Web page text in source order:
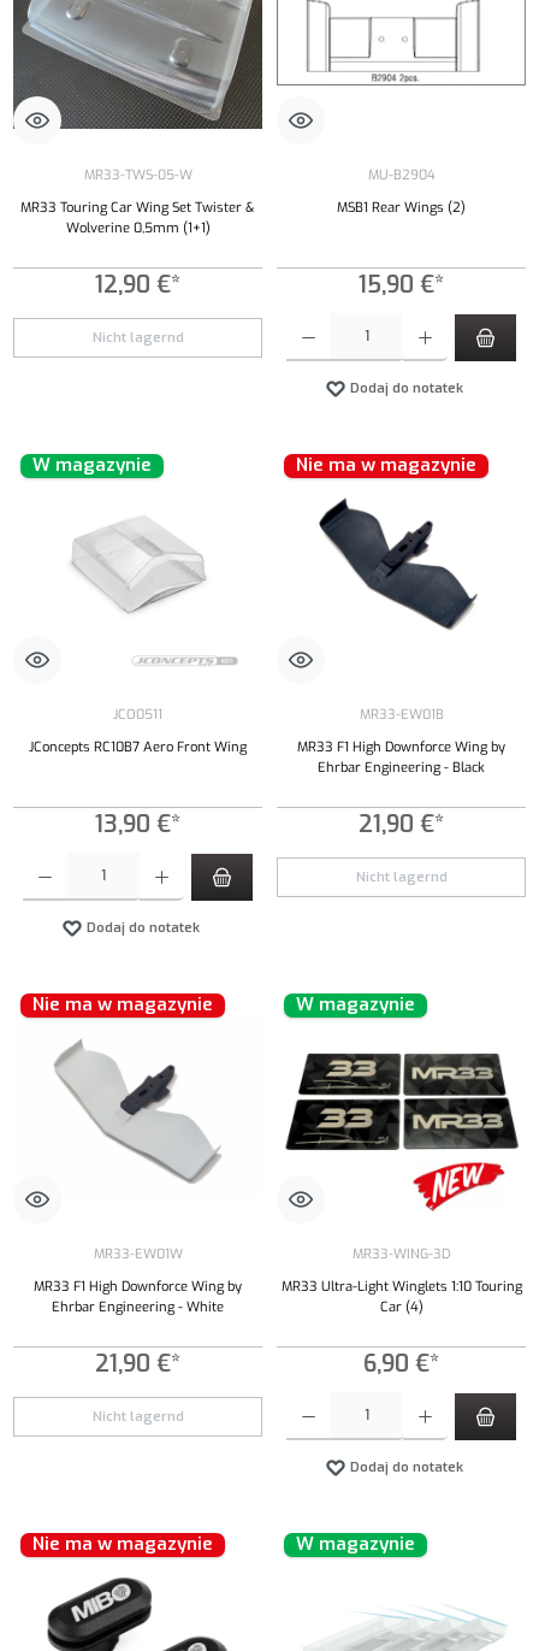
MR33-TWS-05-W
MR33 Touring Car Wing Set Twister &
Wolverine 0,5mm (1+1)
12,90 €*
Nicht lagernd
MU-B2904
MSB1 Rear Wings (2)
15,90 €*
Dodaj do notatek
W magazynie
JCO0511
JConcepts RC10B7 Aero Front Wing
13,90 €*
Ilość produktu: Wprowadź żądaną ilość lub użyj przycisków, aby zwiększyć lub zmniejszyć
Dodaj do notatek
Nie ma w magazynie
MR33-EW01B
MR33 F1 High Downforce Wing by
Ehrbar Engineering - Black
21,90 €*
Nicht lagernd
Nie ma w magazynie
MR33-EW01W
MR33 F1 High Downforce Wing by
Ehrbar Engineering - White
21,90 €*
Nicht lagernd
W magazynie
MR33-WING-3D
MR33 Ultra-Light Winglets 1:10 Touring
Car (4)
6,90 €*
Dodaj do notatek
Nie ma w magazynie W magazynie